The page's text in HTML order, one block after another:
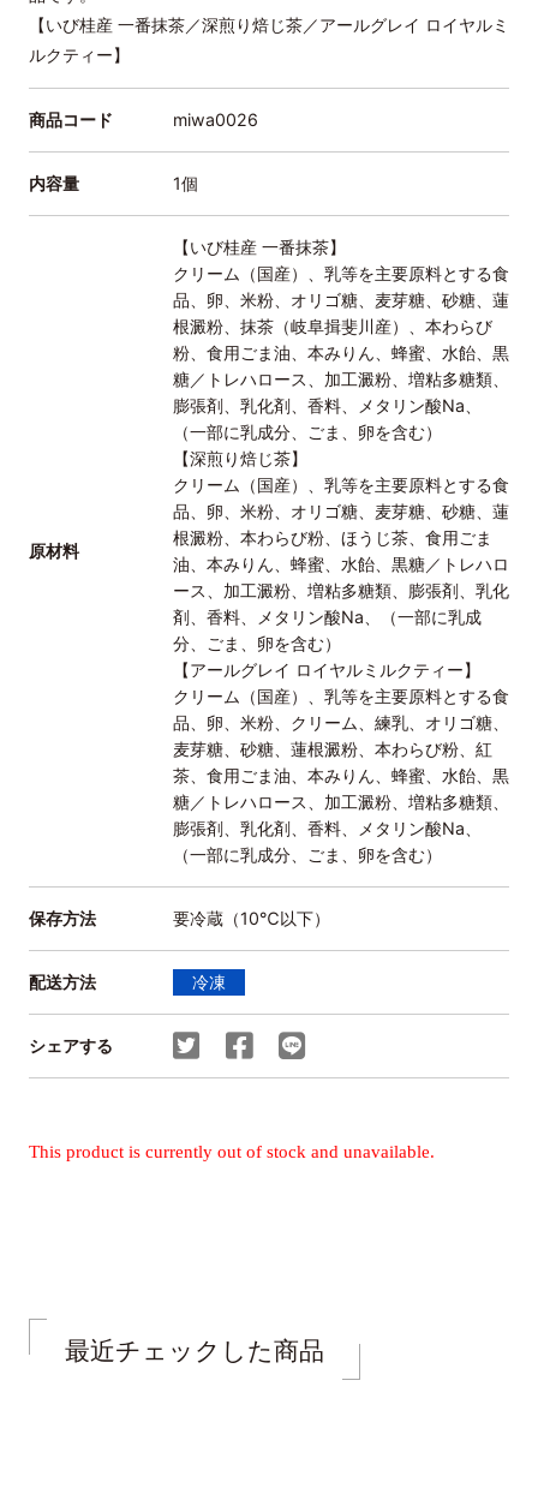
【いび桂産 一番抹茶／深煎り焙じ茶／アールグレイ ロイヤルミ
ルクティー】
商品コード miwa0026
内容量 1個
原材料
【いび桂産 一番抹茶】
クリーム（国産）、乳等を主要原料とする食
品、卵、米粉、オリゴ糖、麦芽糖、砂糖、蓮
根澱粉、抹茶（岐阜揖斐川産）、本わらび
粉、食用ごま油、本みりん、蜂蜜、水飴、黒
糖／トレハロース、加工澱粉、増粘多糖類、
膨張剤、乳化剤、香料、メタリン酸Na、
（一部に乳成分、ごま、卵を含む）
【深煎り焙じ茶】
クリーム（国産）、乳等を主要原料とする食
品、卵、米粉、オリゴ糖、麦芽糖、砂糖、蓮
根澱粉、本わらび粉、ほうじ茶、食用ごま
油、本みりん、蜂蜜、水飴、黒糖／トレハロ
ース、加工澱粉、増粘多糖類、膨張剤、乳化
剤、香料、メタリン酸Na、（一部に乳成
分、ごま、卵を含む）
【アールグレイ ロイヤルミルクティー】
クリーム（国産）、乳等を主要原料とする食
品、卵、米粉、クリーム、練乳、オリゴ糖、
麦芽糖、砂糖、蓮根澱粉、本わらび粉、紅
茶、食用ごま油、本みりん、蜂蜜、水飴、黒
糖／トレハロース、加工澱粉、増粘多糖類、
膨張剤、乳化剤、香料、メタリン酸Na、
（一部に乳成分、ごま、卵を含む）
保存方法 要冷蔵（10℃以下）
配送方法 冷凍
シェアする
This product is currently out of stock and unavailable.
最近チェックした商品